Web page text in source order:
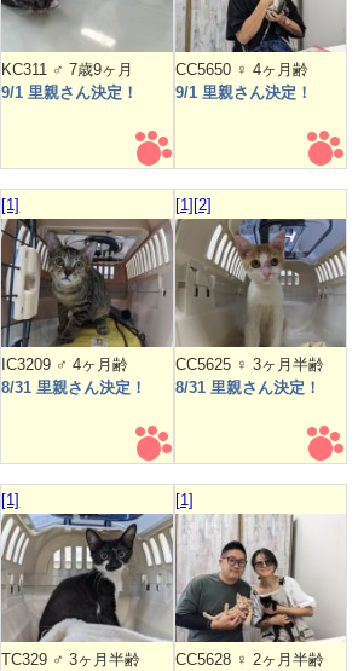
KC311 ♂ 7歳9ヶ月
9/1 里親さん決定！
CC5650 ♀ 4ヶ月齢
9/1 里親さん決定！
[1]
IC3209 ♂ 4ヶ月齢
8/31 里親さん決定！
[1] [2]
CC5625 ♀ 3ヶ月半齢
8/31 里親さん決定！
[1]
TC329 ♂ 3ヶ月半齢
[1]
CC5628 ♀ 2ヶ月半齢